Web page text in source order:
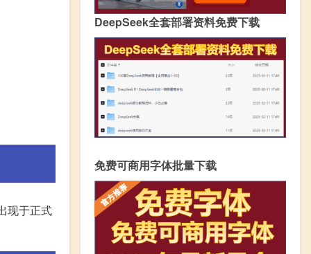
现于正式
DeepSeek全套部署资料免费下载
免费可商用字体批量下载